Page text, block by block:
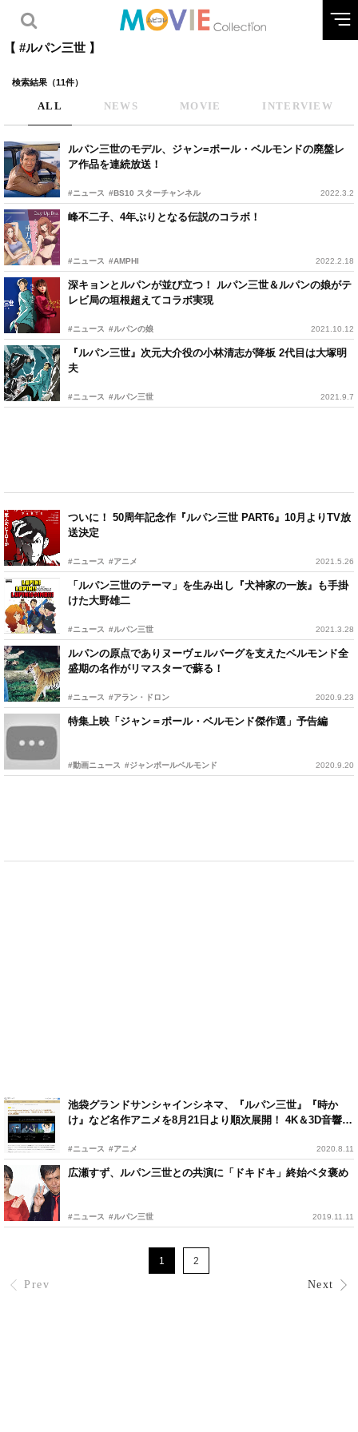
【 #ルパン三世 】
検索結果（11件）
ALL NEWS MOVIE INTERVIEW
ルパン三世のモデル、ジャン=ポール・ベルモンドの廃盤レ
ア作品を連続放送！
#ニュース #BS10 スターチャンネル 2022.3.2
峰不二子、4年ぶりとなる伝説のコラボ！
#ニュース #AMPHI 2022.2.18
深キョンとルパンが並び立つ！ ルパン三世＆ルパンの娘がテ
レビ局の垣根超えてコラボ実現
#ニュース #ルパンの娘 2021.10.12
『ルパン三世』次元大介役の小林清志が降板 2代目は大塚明
夫
#ニュース #ルパン三世 2021.9.7
ついに！ 50周年記念作『ルパン三世 PART6』10月よりTV放
送決定
#ニュース #アニメ 2021.5.26
「ルパン三世のテーマ」を生み出し『犬神家の一族』も手掛
けた大野雄二
#ニュース #ルパン三世 2021.3.28
ルパンの原点でありヌーヴェルバーグを支えたベルモンド全
盛期の名作がリマスターで蘇る！
#ニュース #アラン・ドロン 2020.9.23
特集上映「ジャン＝ポール・ベルモンド傑作選」予告編
#動画ニュース #ジャンポールベルモンド 2020.9.20
池袋グランドサンシャインシネマ、『ルパン三世』『時か
け』など名作アニメを8月21日より順次展開！ 4K＆3D音響上
#ニュース #アニメ 2020.8.11
広瀬すず、ルパン三世との共演に「ドキドキ」終始ベタ褒め
#ニュース #ルパン三世 2019.11.11
Prev
1 2
Next